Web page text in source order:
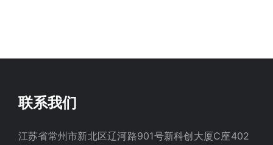
联系我们
江苏省常州市新北区辽河路901号新科创大厦C座402